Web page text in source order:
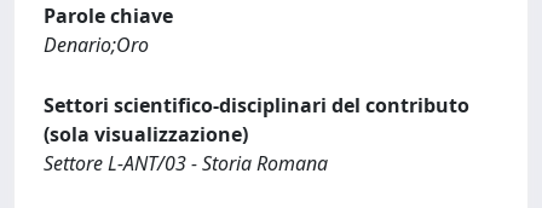
Parole chiave
Denario;Oro
Settori scientifico-disciplinari del contributo
(sola visualizzazione)
Settore L-ANT/03 - Storia Romana